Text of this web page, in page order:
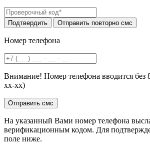
Номер телефона
Внимание! Номер телефона вводится без
хх-хх)
На указанный Вами номер телефона
верификационным кодом. Для
поле ниже.